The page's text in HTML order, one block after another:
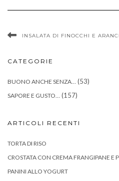
INSALATA DI FINOCCHI E
CATEGORIE
BUONO ANCHE SENZA… (53)
SAPORE E GUSTO… (157)
ARTICOLI RECENTI
TORTA DI RISO
CROSTATA CON CREMA FRANGIPANE E
PANINI ALLO YOGURT